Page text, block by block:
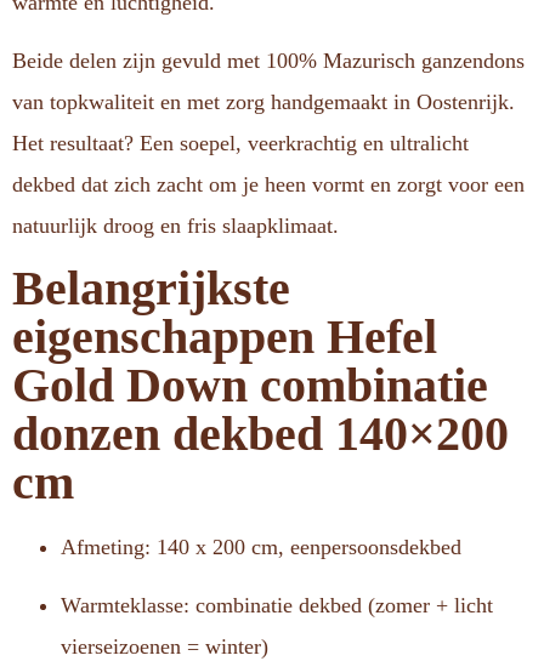
Beide delen zijn gevuld met 100% Mazurisch ganzendons
van topkwaliteit en met zorg handgemaakt in Oostenrijk.
Het resultaat? Een soepel, veerkrachtig en ultralicht
dekbed dat zich zacht om je heen vormt en zorgt voor een
natuurlijk droog en fris slaapklimaat.
Belangrijkste
eigenschappen Hefel
Gold Down combinatie
donzen dekbed 140×200
cm
Afmeting: 140 x 200 cm, eenpersoonsdekbed
Warmteklasse: combinatie dekbed (zomer + licht
vierseizoenen = winter)